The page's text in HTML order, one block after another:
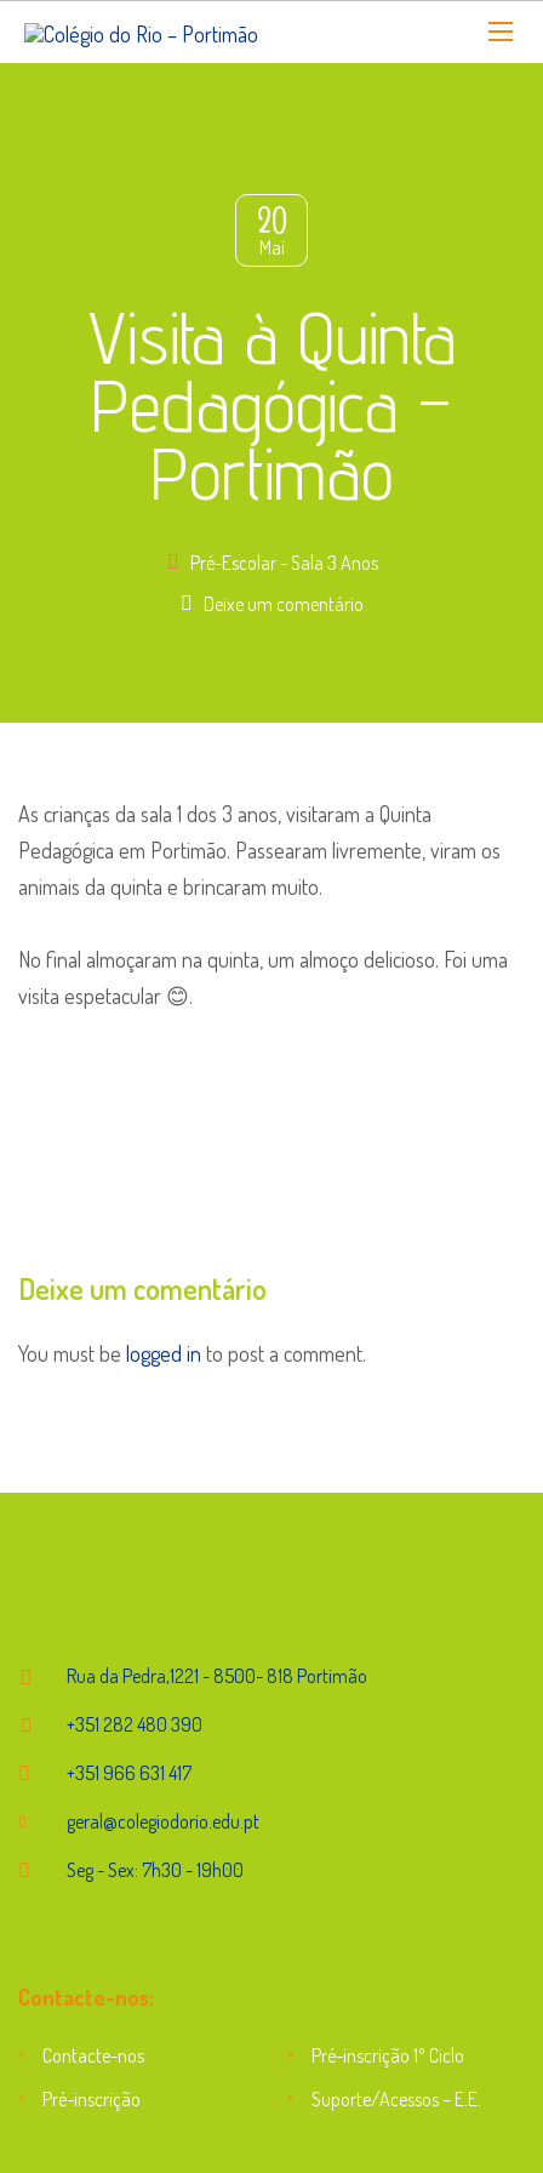
20
Mai
Visita à Quinta
Pedagógica –
Portimão
Pré-Escolar - Sala 3 Anos
Deixe um comentário
As crianças da sala 1 dos 3 anos, visitaram a Quinta
Pedagógica em Portimão. Passearam livremente, viram os
animais da quinta e brincaram muito.
No final almoçaram na quinta, um almoço delicioso. Foi uma
visita espetacular 😊.
Deixe um comentário
You must be logged in to post a comment.
Rua da Pedra,1221 - 8500- 818 Portimão
+351 282 480 390
+351 966 631 417
geral@colegiodorio.edu.pt
Seg - Sex: 7h30 - 19h00
Contacte-nos:
Contacte-nos
Pré-inscrição 1º Ciclo
Pré-inscrição
Suporte/Acessos – E.E.